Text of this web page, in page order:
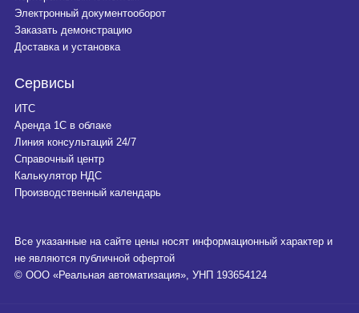
Электронный документооборот
Заказать демонстрацию
Доставка и установка
Сервисы
ИТС
Аренда 1С в облаке
Линия консультаций 24/7
Справочный центр
Калькулятор НДС
Производственный календарь
Все указанные на сайте цены носят информационный характер и
не являются публичной офертой
© ООО «Реальная автоматизация», УНП 193654124